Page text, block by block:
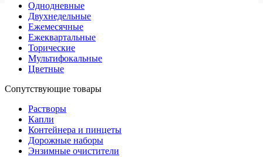
Однодневные
Двухнедельные
Ежемесячные
Ежеквартальные
Торические
Мультифокальные
Цветные
Сопутствующие товары
Растворы
Капли
Контейнера и пинцеты
Дорожные наборы
Энзимные очистители